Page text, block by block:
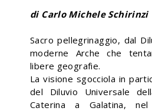
di Carlo Michele Schirinzi
Sacro pellegrinaggio, dal
moderne Arche che
libere geografie.
La visione sgocciola in
del Diluvio Universale
Caterina a Galatina,